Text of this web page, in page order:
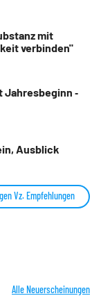
mit
verbinden"
Jahresbeginn ‑
Ausblick
Vz. Empfehlungen
Alle Neuerscheinungen